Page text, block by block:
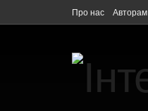
Про нас Авторам